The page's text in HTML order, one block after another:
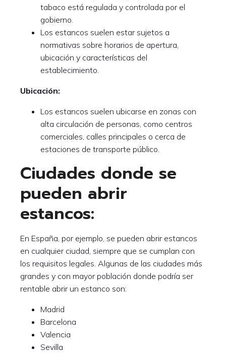
tabaco está regulada y controlada por el
gobierno.
Los estancos suelen estar sujetos a
normativas sobre horarios de apertura,
ubicación y características del
establecimiento.
Ubicación:
Los estancos suelen ubicarse en zonas con
alta circulación de personas, como centros
comerciales, calles principales o cerca de
estaciones de transporte público.
Ciudades donde se
pueden abrir
estancos:
En España, por ejemplo, se pueden abrir estancos
en cualquier ciudad, siempre que se cumplan con
los requisitos legales. Algunas de las ciudades más
grandes y con mayor población donde podría ser
rentable abrir un estanco son:
Madrid
Barcelona
Valencia
Sevilla